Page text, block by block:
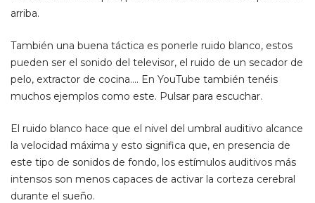
arriba.
También una buena táctica es ponerle ruido blanco, estos
pueden ser el sonido del televisor, el ruido de un secador de
pelo, extractor de cocina…. En YouTube también tenéis
muchos ejemplos como este. Pulsar para escuchar.
El ruido blanco hace que el nivel del umbral auditivo alcance
la velocidad máxima y esto significa que, en presencia de
este tipo de sonidos de fondo, los estímulos auditivos más
intensos son menos capaces de activar la corteza cerebral
durante el sueño.